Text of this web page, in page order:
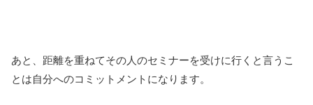
あと、距離を重ねてその人のセミナーを受けに行くと言うこ
とは自分へのコミットメントになります。